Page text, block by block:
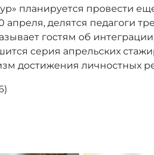
планируется провести
делятся педагоги
гостям об
серия апрельских
достижения личностных